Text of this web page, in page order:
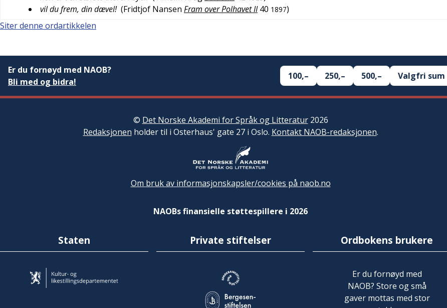
vil du frem, din dævel! (Fridtjof Nansen Fram over Polhavet II 40 1897)
Siter denne ordartikkelen
Er du fornøyd med NAOB?
Bli med og bidra!
100,– 250,– 500,– Valgfri sum
© Det Norske Akademi for Språk og Litteratur2026
Redaksjonen holder til i Osterhaus' gate 27 i Oslo. Kontakt NAOB-redaksjonen.
Om bruk av informasjonskapsler/cookies på naob.no
NAOBs finansielle støttespillere i 2026
Staten Private stiftelser Ordbokens brukere
Er du fornøyd med
NAOB? Store og små
gaver mottas med stor